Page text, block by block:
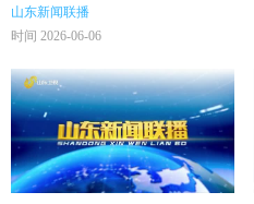
山东新闻联播
时间 2026-06-06